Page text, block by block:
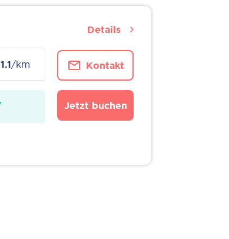
/km Kontakt
Jetzt buchen
Details